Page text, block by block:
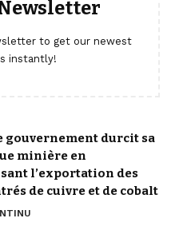
to get our newest
instantly!
gouvernement durcit sa
minière en
l’exportation des
de cuivre et de cobalt